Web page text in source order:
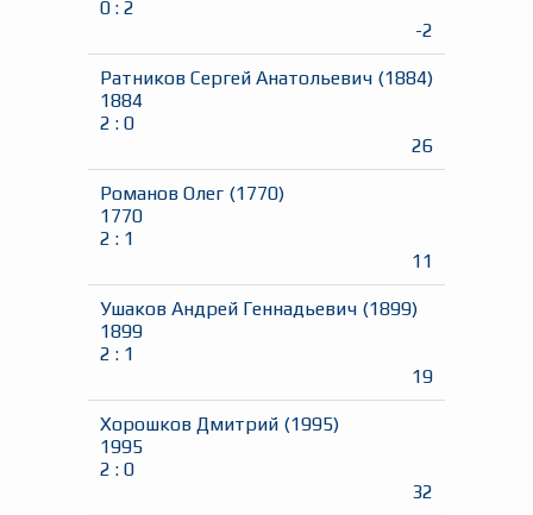
0 : 2
-2
Ратников Сергей Анатольевич (1884)
1884
2 : 0
26
Романов Олег (1770)
1770
2 : 1
11
Ушаков Андрей Геннадьевич (1899)
1899
2 : 1
19
Хорошков Дмитрий (1995)
1995
2 : 0
32